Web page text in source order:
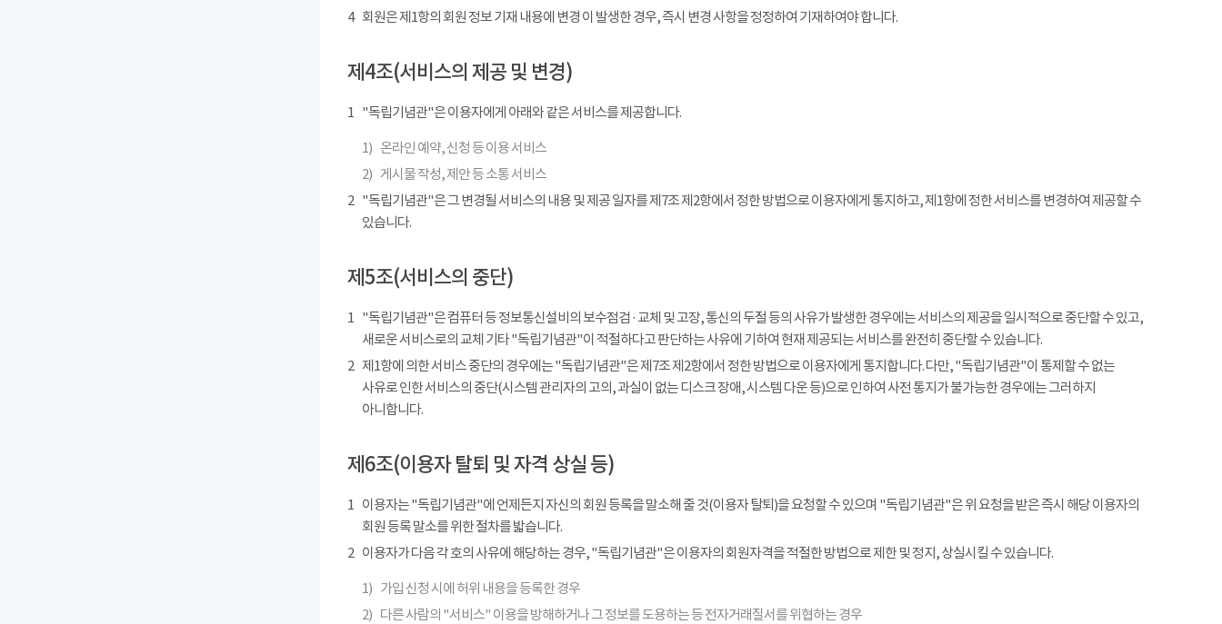
4
회원은 제1항의 회원 정보 기재 내용에 변경 이 발생한 경우, 즉시 변경 사항을 정정하여 기재하여야 합니다.
제4조(서비스의 제공 및 변경)
1 "독립기념관"은 이용자에게 아래와 같은 서비스를 제공합니다.
1) 온라인 예약, 신청 등 이용 서비스
2) 게시물 작성, 제안 등 소통 서비스
2 "독립기념관"은 그 변경될 서비스의 내용 및 제공 일자를 제7조 제2항에서 정한 방법으로 이용자에게 통지하고, 제1항에 정한 서비스를 변경하여 제공할 수
있습니다.
제5조(서비스의 중단)
1 "독립기념관"은 컴퓨터 등 정보통신설비의 보수점검 · 교체 및 고장, 통신의 두절 등의 사유가 발생한 경우에는 서비스의 제공을 일시적으로 중단할 수 있고,
새로운 서비스로의 교체 기타 "독립기념관"이 적절하다고 판단하는 사유에 기하여 현재 제공되는 서비스를 완전히 중단할 수 있습니다.
2 제1항에 의한 서비스 중단의 경우에는 "독립기념관"은 제7조 제2항에서 정한 방법으로 이용자에게 통지합니다. 다만, "독립기념관"이 통제할 수 없는
사유로 인한 서비스의 중단(시스템 관리자의 고의, 과실이 없는 디스크 장애, 시스템 다운 등)으로 인하여 사전 통지가 불가능한 경우에는 그러하지
아니합니다.
제6조(이용자 탈퇴 및 자격 상실 등)
1 이용자는 "독립기념관"에 언제든지 자신의 회원 등록을 말소해 줄 것(이용자 탈퇴)을 요청할 수 있으며 "독립기념관"은 위 요청을 받은 즉시 해당 이용자의
회원 등록 말소를 위한 절차를 밟습니다.
2 이용자가 다음 각 호의 사유에 해당하는 경우, "독립기념관"은 이용자의 회원자격을 적절한 방법으로 제한 및 정지, 상실시킬 수 있습니다.
1) 가입 신청 시에 허위 내용을 등록한 경우
2) 다른 사람의 "서비스" 이용을 방해하거나 그 정보를 도용하는 등 전자거래질서를 위협하는 경우